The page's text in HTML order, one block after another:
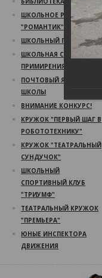
ШКОЛЬНОЕ РАДИО
"РОМАНТИК"
ШКОЛЬНЫЙ ПСИХОЛОГ
ШКОЛЬНАЯ СЛУЖБА
ПРИМИРЕНИЯ
ПОЧТОВЫЙ ЯЩИК
ШКОЛЫ
ВНИМАНИЕ КОНКУРС!
КРУЖОК "ПЕРВЫЙ ШАГ В
РОБОТОТЕХНИКУ"
КРУЖОК "ТЕАТРАЛЬНЫЙ
СУНДУЧОК"
ШКОЛЬНЫЙ
СПОРТИВНЫЙ КЛУБ
"ТРИУМФ"
ТЕАТРАЛЬНЫЙ КРУЖОК
"ПРЕМЬЕРА"
ЮНЫЕ ИНСПЕКТОРА
ДВИЖЕНИЯ